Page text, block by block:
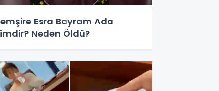
Esra Bayram Ada
Neden Öldü?